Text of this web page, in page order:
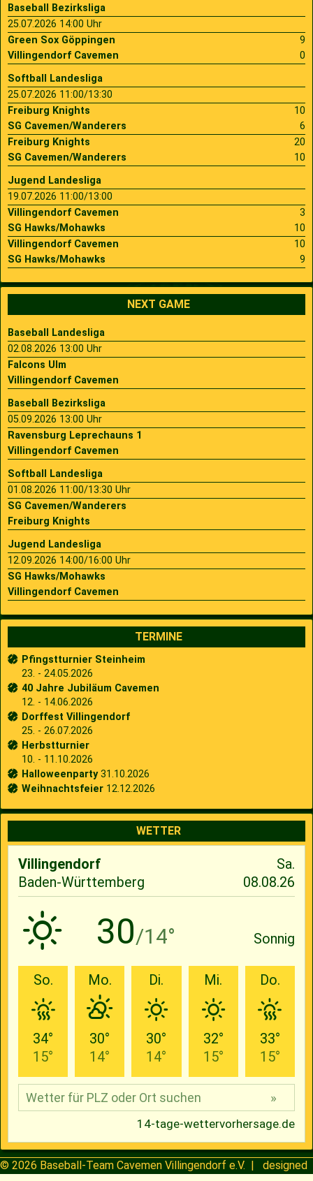
Baseball Bezirksliga
25.07.2026 14:00 Uhr
Green Sox Göppingen
9
Villingendorf Cavemen
0
Softball Landesliga
25.07.2026 11:00/13:30
Freiburg Knights
10
SG Cavemen/Wanderers
6
Freiburg Knights
20
SG Cavemen/Wanderers
10
Jugend Landesliga
19.07.2026 11:00/13:00
Villingendorf Cavemen
3
SG Hawks/Mohawks
10
Villingendorf Cavemen
10
SG Hawks/Mohawks
9
NEXT GAME
Baseball Landesliga
02.08.2026 13:00 Uhr
Falcons Ulm
Villingendorf Cavemen
Baseball Bezirksliga
05.09.2026 13:00 Uhr
Ravensburg Leprechauns 1
Villingendorf Cavemen
Softball Landesliga
01.08.2026 11:00/13:30 Uhr
SG Cavemen/Wanderers
Freiburg Knights
Jugend Landesliga
12.09.2026 14:00/16:00 Uhr
SG Hawks/Mohawks
Villingendorf Cavemen
TERMINE
Pfingstturnier Steinheim
23. - 24.05.2026
40 Jahre Jubiläum Cavemen
12. - 14.06.2026
Dorffest Villingendorf
25. - 26.07.2026
Herbstturnier
10. - 11.10.2026
Halloweenparty31.10.2026
Weihnachtsfeier 12.12.2026
WETTER
© 2026 Baseball-Team Cavemen Villingendorf e.V. | designed